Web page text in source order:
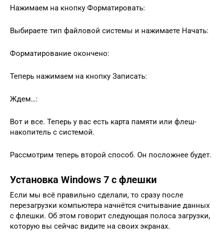
Нажимаем на кнопку Форматировать:
Выбираете тип файловой системы и нажимаете Начать:
Форматирование окончено:
Теперь нажимаем на кнопку Записать:
Ждем…:
Вот и все. Теперь у вас есть карта памяти или флеш-
накопитель с системой.
Рассмотрим теперь второй способ. Он посложнее будет.
Установка Windows 7 с флешки
Если мы всё правильно сделали, то сразу после
перезагрузки компьютера начнётся считывание данных
с флешки. Об этом говорит следующая полоса загрузки,
которую вы сейчас видите на своих экранах.